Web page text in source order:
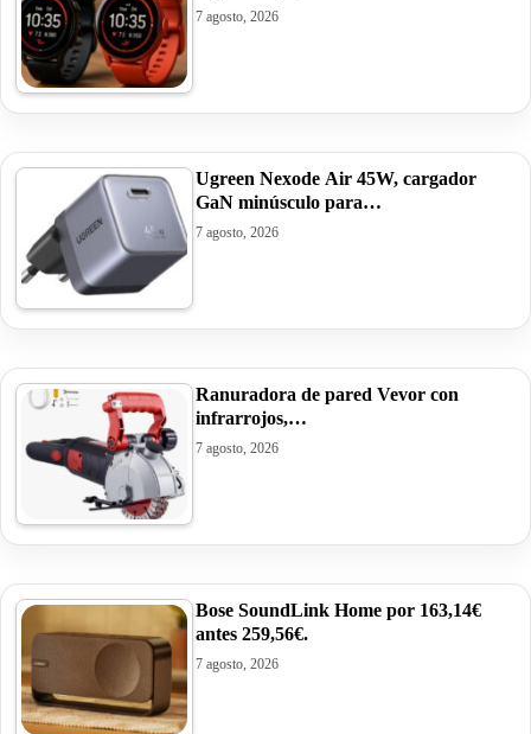
7 agosto, 2026
Ugreen Nexode Air 45W, cargador
GaN minúsculo para…
7 agosto, 2026
Ranuradora de pared Vevor con
infrarrojos,…
7 agosto, 2026
Bose SoundLink Home por 163,14€
antes 259,56€.
7 agosto, 2026